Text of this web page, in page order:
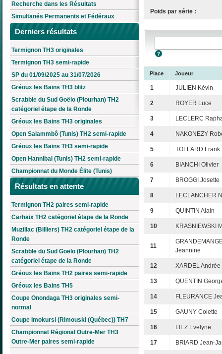
Recherche dans les Résultats
Simultanés Permanents et Fédéraux
Derniers résultats
Termignon TH3 originales
Termignon TH3 semi-rapide
SP du 01/09/2025 au 31/07/2026
Gréoux les Bains TH3 blitz
Scrabble du Sud Goëlo (Plourhan) TH2
catégoriel étape de la Ronde
Gréoux les Bains TH3 originales
Open Salammbô (Tunis) TH2 semi-rapide
Gréoux les Bains TH3 semi-rapide
Open Hannibal (Tunis) TH2 semi-rapide
Championnat du Monde Élite (Tunis)
Résultats en attente
Termignon TH2 paires semi-rapide
Carhaix TH2 catégoriel étape de la Ronde
Muzillac (Billiers) TH2 catégoriel étape de la
Ronde
Scrabble du Sud Goëlo (Plourhan) TH2
catégoriel étape de la Ronde
Gréoux les Bains TH2 paires semi-rapide
Gréoux les Bains TH5
Coupe Onondaga TH3 originales semi-
normal
Coupe Imokursi (Rimouski (Québec)) TH7
Championnat Régional Outre-Mer TH3
Outre-Mer paires semi-rapide
Poids par série :
Place Joueur
1 JULIEN Kévin
2 ROYER Luce
3 LECLERC
4 NAKONEZY
5 TOLLARD Frank
6 BIANCHI Olivier
7 BROGGI Josette
8 LECLANCHER
9 QUINTIN Alain
10 KRASNIEWSKI
11
Jeannine
12 XARDEL Andrée
13 QUENTIN
14 FLEURANCE
15 GAUNY Colette
16 LIEZ Evelyne
17 BRIARD Jean-